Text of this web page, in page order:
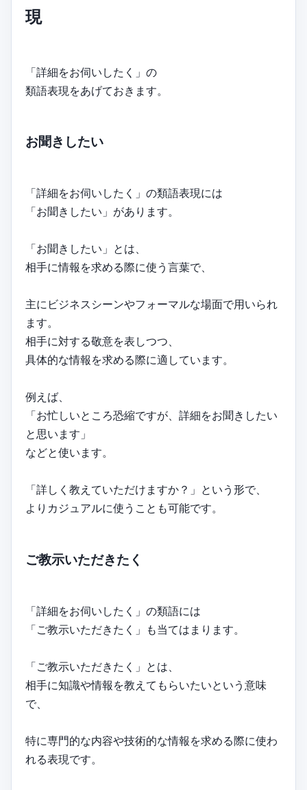
現
「詳細をお伺いしたく」の
類語表現をあげておきます。
お聞きしたい
「詳細をお伺いしたく」の類語表現には
「お聞きしたい」があります。
「お聞きしたい」とは、
相手に情報を求める際に使う言葉で、
主にビジネスシーンやフォーマルな場面で用いられ
ます。
相手に対する敬意を表しつつ、
具体的な情報を求める際に適しています。
例えば、
「お忙しいところ恐縮ですが、詳細をお聞きしたい
と思います」
などと使います。
「詳しく教えていただけますか？」という形で、
よりカジュアルに使うことも可能です。
ご教示いただきたく
「詳細をお伺いしたく」の類語には
「ご教示いただきたく」も当てはまります。
「ご教示いただきたく」とは、
相手に知識や情報を教えてもらいたいという意味
で、
特に専門的な内容や技術的な情報を求める際に使わ
れる表現です。